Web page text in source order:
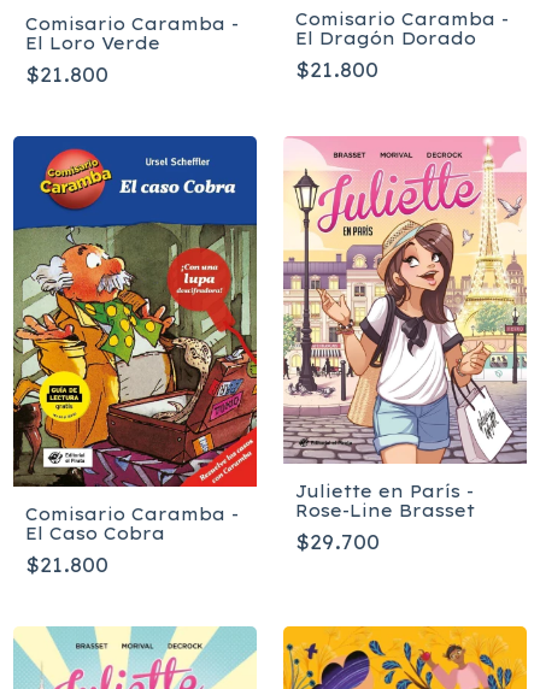
Comisario Caramba -
El Loro Verde
$21.800
Comisario Caramba -
El Dragón Dorado
$21.800
Comisario Caramba -
El Caso Cobra
$21.800
Juliette en París -
Rose-Line Brasset
$29.700